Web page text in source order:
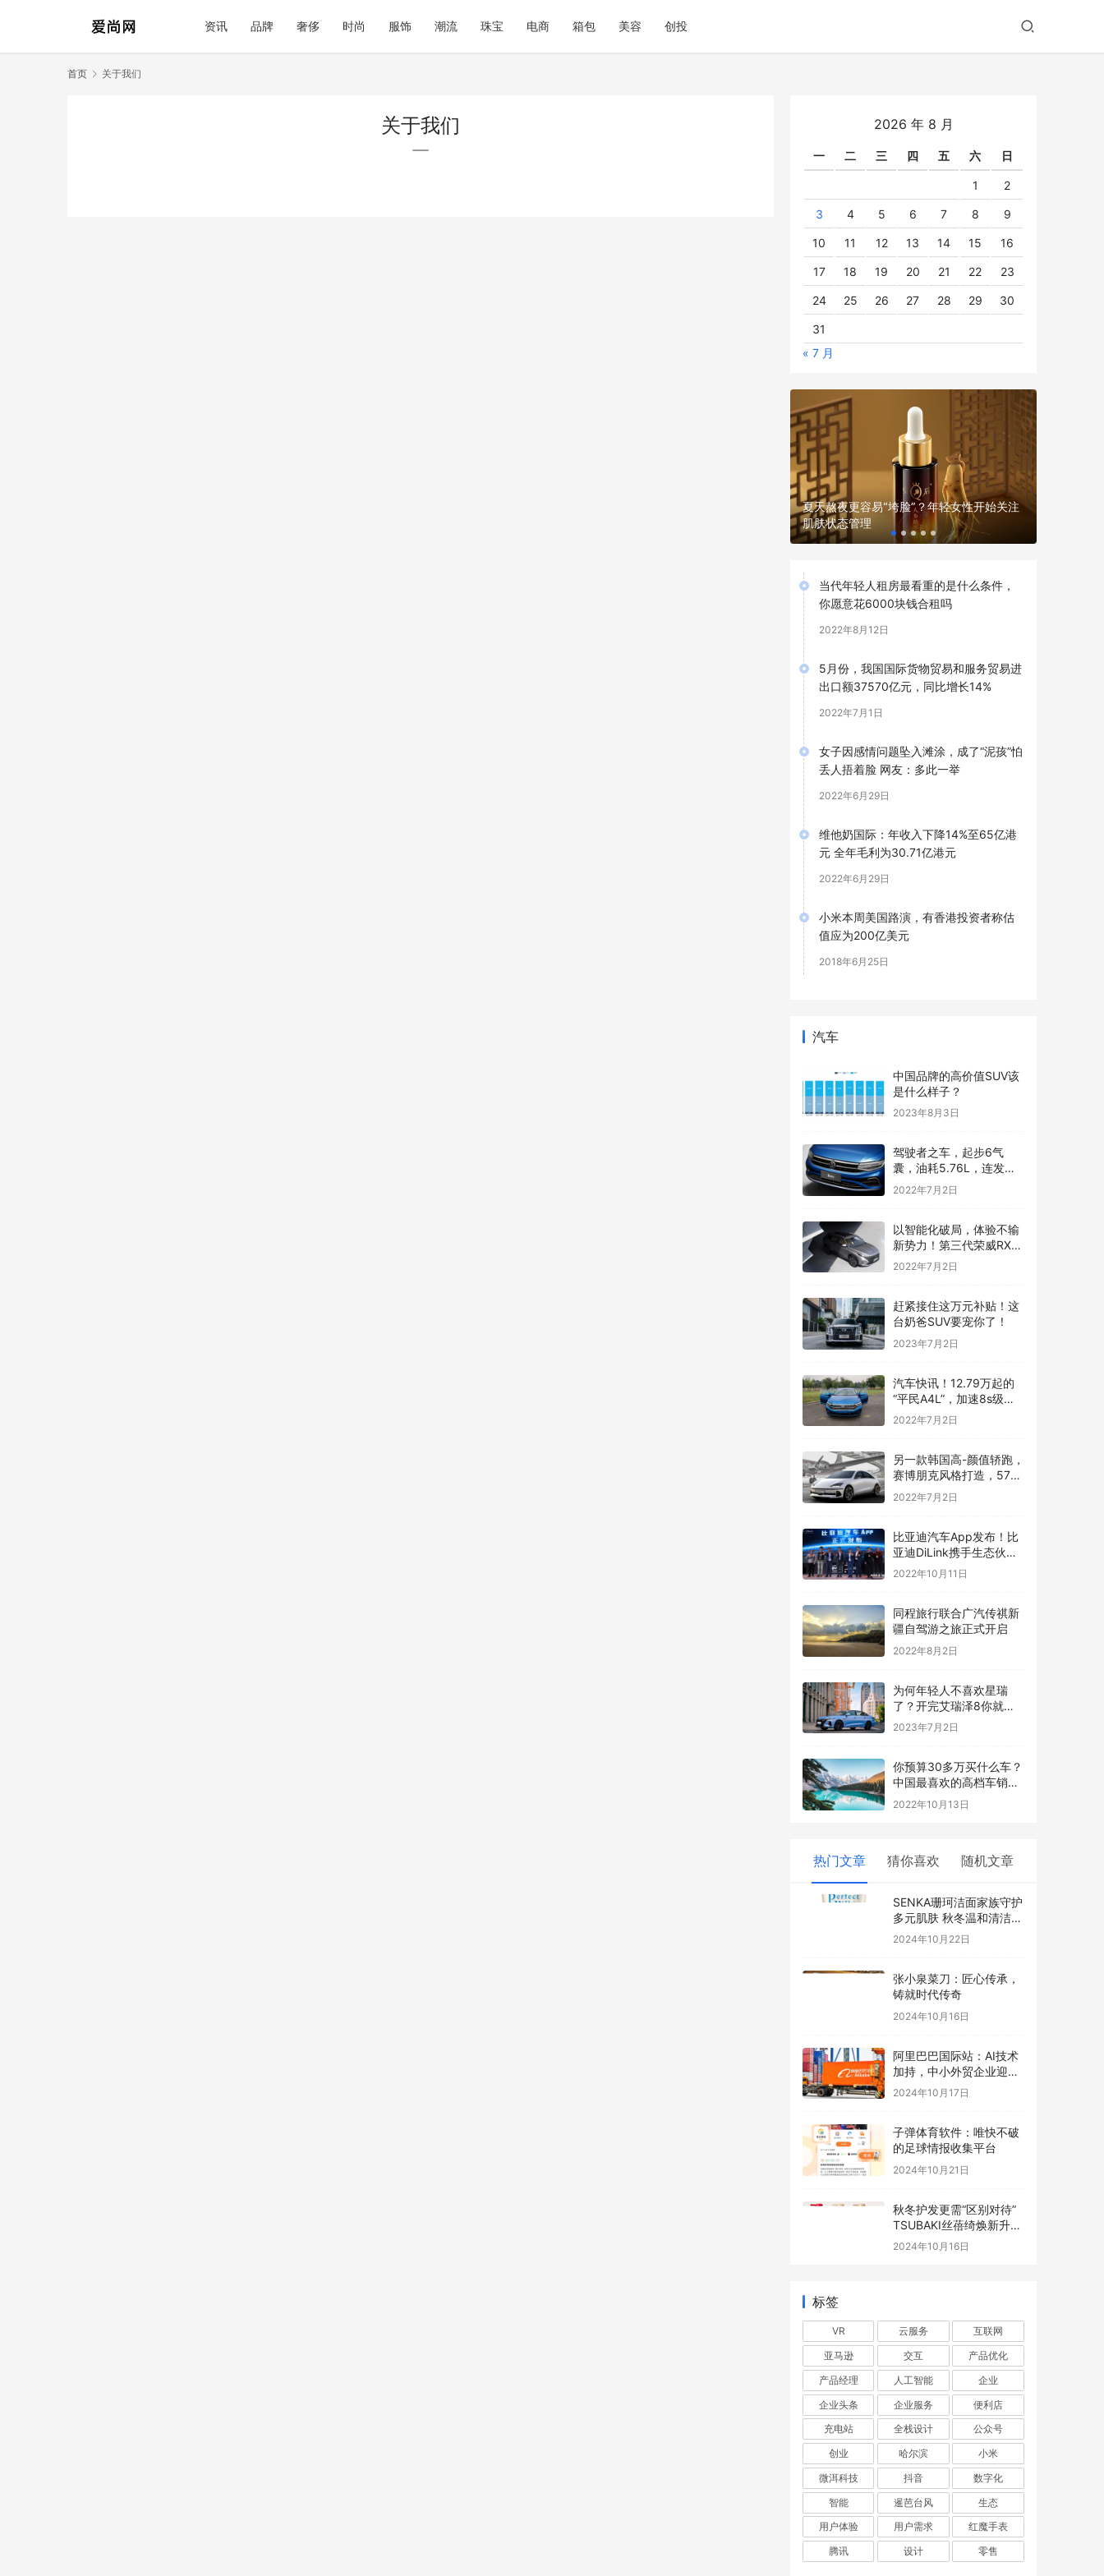
资讯 品牌 奢侈 时尚 服饰 潮流 珠宝 电商 箱包 美容 创投
首页 关于我们
关于我们 2026 年 8 月
一 二 三 四 五 六 日
1 2
3 4 5 6 7 8 9
10 11 12 13 14 15 16
17 18 19 20 21 22 23
24 25 26 27 28 29 30
31
« 7 月
夏天熬夜更容易“垮脸”？年轻女性开始关注
肌肤状态管理
当代年轻人租房最看重的是什么条件，
你愿意花6000块钱合租吗
2022年8月12日
5月份，我国国际货物贸易和服务贸易进
出口额37570亿元，同比增长14%
2022年7月1日
女子因感情问题坠入滩涂，成了“泥孩”怕
丢人捂着脸 网友：多此一举
2022年6月29日
维他奶国际：年收入下降14%至65亿港
元 全年毛利为30.71亿港元
2022年6月29日
小米本周美国路演，有香港投资者称估
值应为200亿美元
2018年6月25日
汽车
中国品牌的高价值SUV该
是什么样子？
2023年8月3日
驾驶者之车，起步6气
囊，油耗5.76L，连发动
机都是顶级水平——汽车
2022年7月2日
以智能化破局，体验不输
新势力！第三代荣威RX5
有很高的期待
2022年7月2日
赶紧接住这万元补贴！这
台奶爸SUV要宠你了！
2023年7月2日
汽车快讯！12.79万起的
“平民A4L”，加速8s级，
一公里五毛钱，上市就锁
定爆款
2022年7月2日
另一款韩国高-颜值轿跑，
赛博朋克风格打造，576
马力续航600公里
2022年7月2日
比亚迪汽车App发布！比
亚迪DiLink携手生态伙伴
打造数字化座舱
2022年10月11日
同程旅行联合广汽传祺新
疆自驾游之旅正式开启
2022年8月2日
为何年轻人不喜欢星瑞
了？开完艾瑞泽8你就能
得到标准答案
2023年7月2日
你预算30多万买什么车？
中国最喜欢的高档车销量
榜公布：宝马3系太强了
2022年10月13日
热门文章 猜你喜欢 随机文章
SENKA珊珂洁面家族守护
多元肌肤 秋冬温和清洁，
洗出净透美肌
2024年10月22日
张小泉菜刀：匠心传承，
铸就时代传奇
2024年10月16日
阿里巴巴国际站：AI技术
加持，中小外贸企业迎来
“黄金时代”
2024年10月17日
子弹体育软件：唯快不破
的足球情报收集平台
2024年10月21日
秋冬护发更需“区别对待”
TSUBAKI丝蓓绮焕新升
级，加“蓓”呵护！
2024年10月16日
标签
VR 云服务
互联网
亚马逊
交互
产品优化
产品经理
人工智能
企业
企业头条
企业服务
便利店
充电站
全栈设计
公众号
创业
哈尔滨
小米
微洱科技
抖音
数字化
智能
暹芭台风
生态
用户体验
用户需求
红魔手表
腾讯
设计 零售